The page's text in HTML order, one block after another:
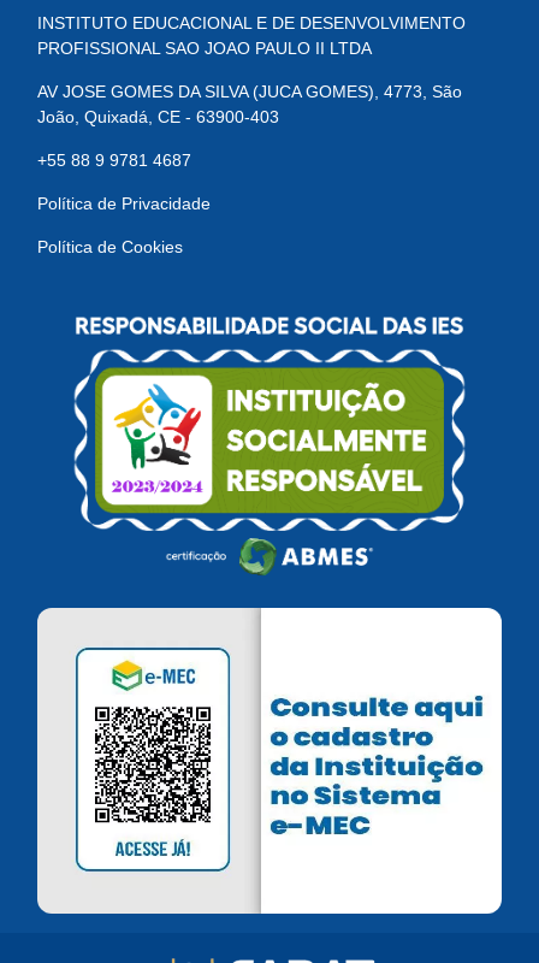
INSTITUTO EDUCACIONAL E DE DESENVOLVIMENTO
PROFISSIONAL SAO JOAO PAULO II LTDA
AV JOSE GOMES DA SILVA (JUCA GOMES), 4773, São
João, Quixadá, CE - 63900-403
+55 88 9 9781 4687
Política de Privacidade
Política de Cookies